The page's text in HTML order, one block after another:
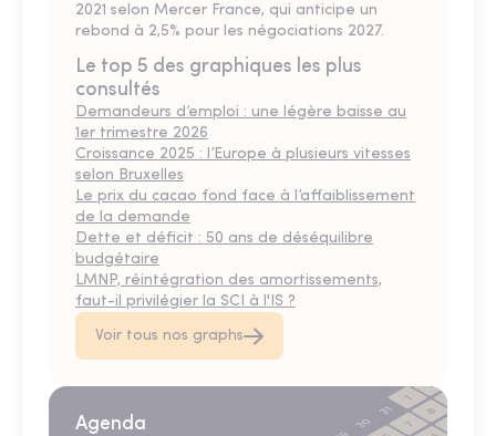
2021 selon Mercer France, qui anticipe un
rebond à 2,5% pour les négociations 2027.
Le top 5 des graphiques les plus
consultés
Demandeurs d’emploi : une légère baisse au
1er trimestre 2026
Croissance 2025 : l’Europe à plusieurs vitesses
selon Bruxelles
Le prix du cacao fond face à l’affaiblissement
de la demande
Dette et déficit : 50 ans de déséquilibre
budgétaire
LMNP, réintégration des amortissements,
faut-il privilégier la SCI à l'IS ?
Voir tous nos graphs
Agenda